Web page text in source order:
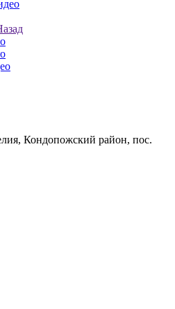
Кондопожский район, пос.